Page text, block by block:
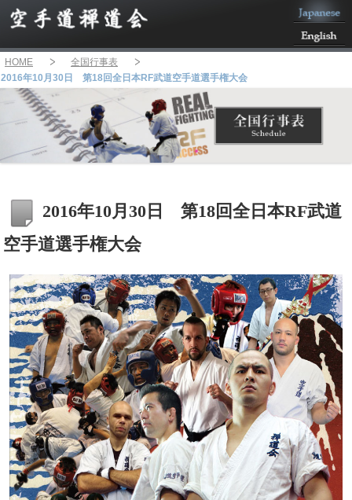
HOME
全国行事表
2016年10月30日 第18回全日本RF武道空手道選手権大会
2016年10月30日 第18回全日本RF武道
空手道選手権大会